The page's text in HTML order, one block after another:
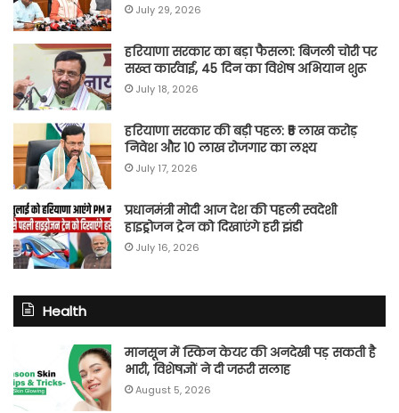
July 29, 2026
हरियाणा सरकार का बड़ा फैसला: बिजली चोरी पर
सख्त कार्रवाई, 45 दिन का विशेष अभियान शुरू
July 18, 2026
हरियाणा सरकार की बड़ी पहल: ₹5 लाख करोड़
निवेश और 10 लाख रोजगार का लक्ष्य
July 17, 2026
प्रधानमंत्री मोदी आज देश की पहली स्वदेशी
हाइड्रोजन ट्रेन को दिखाएंगे हरी झंडी
July 16, 2026
Health
मानसून में स्किन केयर की अनदेखी पड़ सकती है
भारी, विशेषज्ञों ने दी जरूरी सलाह
August 5, 2026